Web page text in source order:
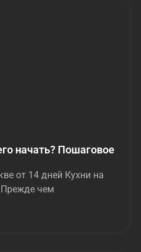
начать? Пошаговое
от 14 дней Кухни на
Прежде чем